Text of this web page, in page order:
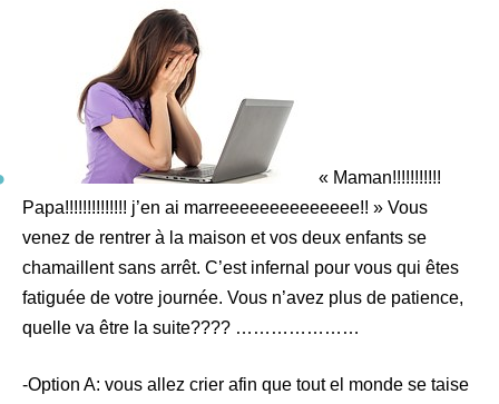
« Maman!!!!!!!!!!!
Papa!!!!!!!!!!!!!! j’en ai marreeeeeeeeeeeeee!! » Vous
venez de rentrer à la maison et vos deux enfants se
chamaillent sans arrêt. C’est infernal pour vous qui êtes
fatiguée de votre journée. Vous n’avez plus de patience,
quelle va être la suite???? …………………
-Option A: vous allez crier afin que tout el monde se taise